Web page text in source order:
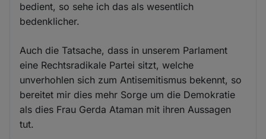
bedient, so sehe ich das als wesentlich
bedenklicher.
Auch die Tatsache, dass in unserem Parlament
eine Rechtsradikale Partei sitzt, welche
unverhohlen sich zum Antisemitismus bekennt, so
bereitet mir dies mehr Sorge um die Demokratie
als dies Frau Gerda Ataman mit ihren Aussagen
tut.